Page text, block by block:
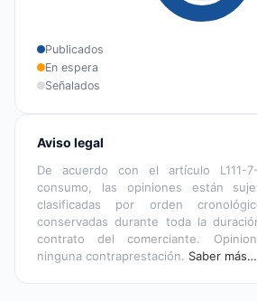
Publicados
En espera
Señalados
Aviso legal
De acuerdo con el artículo L111-
consumo, las opiniones están
clasificadas por orden
conservadas durante toda la
contrato del comerciante.
ninguna contraprestación. Saber más…